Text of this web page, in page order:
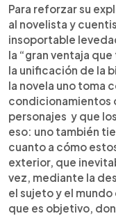
Para reforzar su
al novelista y
insoportable
la “gran ventaja
la unificación de la
la novela uno toma
condicionamientos
personajes y que
eso: uno también
cuanto a cómo
exterior, que
vez, mediante la
el sujeto y el
que es objetivo,